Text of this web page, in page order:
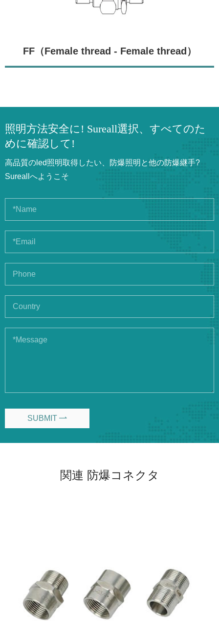
FF（Female thread - Female thread）
照明方法安全に! Sureall選択、すべてのた
めに確認して!
高品質のled照明取得したい、防爆照明と他の防爆継手?
Sureallへようこそ
SUBMIT 
関連 防爆コネクタ